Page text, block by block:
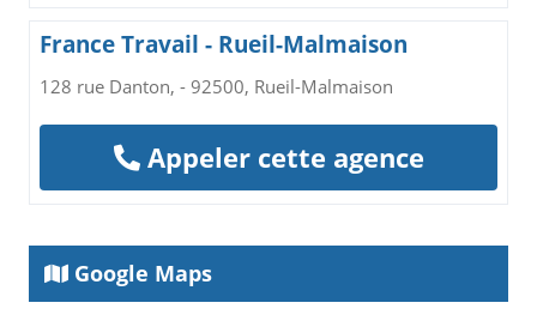
France Travail - Rueil-Malmaison
128 rue Danton, - 92500, Rueil-Malmaison
Appeler cette agence
Google Maps